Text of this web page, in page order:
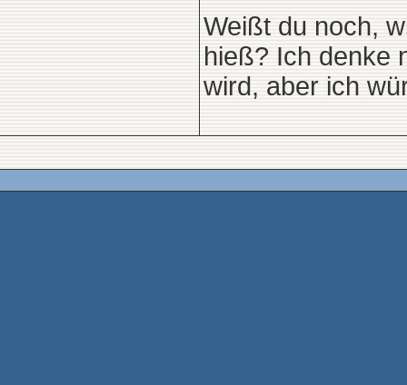
Weißt du noch,
hieß? Ich denke
wird, aber ich